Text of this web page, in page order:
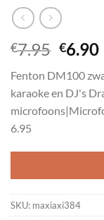
€7.95
was:
€6.90
Fenton DM100
karaoke en DJ's
6.95
SKU: maxiaxi384